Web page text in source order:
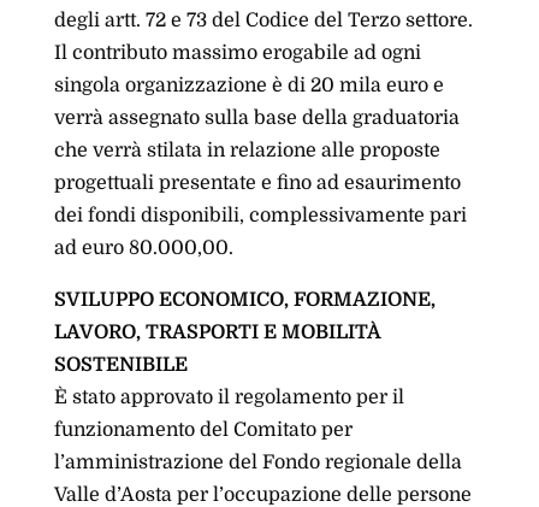
degli artt. 72 e 73 del Codice del Terzo settore.
Il contributo massimo erogabile ad ogni
singola organizzazione è di 20 mila euro e
verrà assegnato sulla base della graduatoria
che verrà stilata in relazione alle proposte
progettuali presentate e fino ad esaurimento
dei fondi disponibili, complessivamente pari
ad euro 80.000,00.
SVILUPPO ECONOMICO, FORMAZIONE,
LAVORO, TRASPORTI E MOBILITÀ
SOSTENIBILE
È stato approvato il regolamento per il
funzionamento del Comitato per
l’amministrazione del Fondo regionale della
Valle d’Aosta per l’occupazione delle persone